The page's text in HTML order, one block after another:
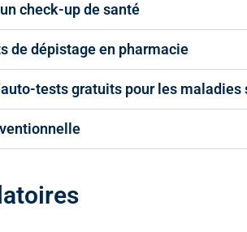
check-up de santé
de dépistage en pharmacie
tests gratuits pour les